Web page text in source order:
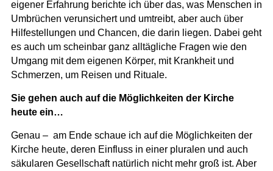
eigener Erfahrung berichte ich über das, was Menschen in
Umbrüchen verunsichert und umtreibt, aber auch über
Hilfestellungen und Chancen, die darin liegen. Dabei geht
es auch um scheinbar ganz alltägliche Fragen wie den
Umgang mit dem eigenen Körper, mit Krankheit und
Schmerzen, um Reisen und Rituale.
Sie gehen auch auf die Möglichkeiten der Kirche
heute ein…
Genau – am Ende schaue ich auf die Möglichkeiten der
Kirche heute, deren Einfluss in einer pluralen und auch
säkularen Gesellschaft natürlich nicht mehr groß ist. Aber